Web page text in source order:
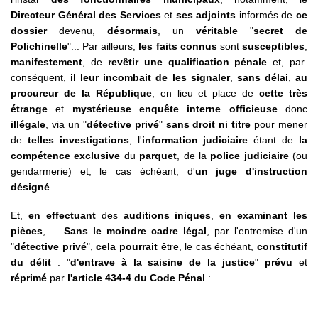
Directeur Général des Serviceset ses adjoints informés dece
dossier devenu, désormais un véritable "secret de
Polichinelle"... Par ailleurs, les faits connus sontsusceptibles
manifestement
de revêtir une qualification pénale et, par
conséquent,
il leur incombait de les signaler, sans délai ,au
procureur de la République, en lieu et place decette très
étrangeet mystérieuse enquête interne officieusedonc
illégale , via un "détective privé" sans droit ni titre pour mener
de telles investigations, l'information judiciaire étant de la
compétence exclusive du parquet , de la police judiciaire(ou
gendarmerie) et, le cas échéant, d'un juge d'instruction
désigné
Et, en effectuant des auditions iniques
en examinant les
pièces
Sans le moindre cadre légal , par l'entremise d'un
"détective privé",cela pourraitêtre, le cas échéant, constitutif
du délit: "d'entrave à la saisine de la justice" prévu et
réprimé par l'article 434-4 du Code Pénal :